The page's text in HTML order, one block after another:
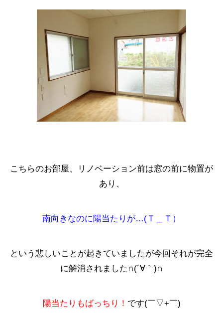
こちらのお部屋、リノベーション前は窓の前に物置が
あり、
南向きなのに陽当たりが…(Ｔ＿Ｔ）
という悲しいことが起きていましたが今回それが完全
に解消されました∩(´∀｀)∩
陽当たりもばっちり！ です(￣▽+￣)